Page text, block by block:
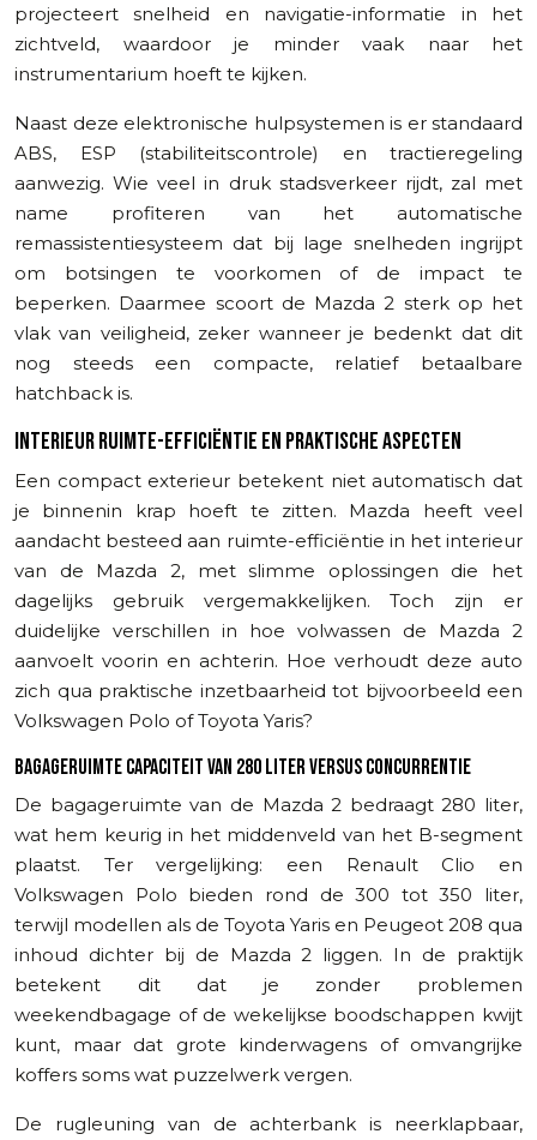
projecteert snelheid en navigatie-informatie in het
zichtveld, waardoor je minder vaak naar het
instrumentarium hoeft te kijken.
Naast deze elektronische hulpsystemen is er standaard
ABS, ESP (stabiliteitscontrole) en tractieregeling
aanwezig. Wie veel in druk stadsverkeer rijdt, zal met
name profiteren van het automatische
remassistentiesysteem dat bij lage snelheden ingrijpt
om botsingen te voorkomen of de impact te
beperken. Daarmee scoort de Mazda 2 sterk op het
vlak van veiligheid, zeker wanneer je bedenkt dat dit
nog steeds een compacte, relatief betaalbare
hatchback is.
INTERIEUR RUIMTE-EFFICIËNTIE EN PRAKTISCHE ASPECTEN
Een compact exterieur betekent niet automatisch dat
je binnenin krap hoeft te zitten. Mazda heeft veel
aandacht besteed aan ruimte-efficiëntie in het interieur
van de Mazda 2, met slimme oplossingen die het
dagelijks gebruik vergemakkelijken. Toch zijn er
duidelijke verschillen in hoe volwassen de Mazda 2
aanvoelt voorin en achterin. Hoe verhoudt deze auto
zich qua praktische inzetbaarheid tot bijvoorbeeld een
Volkswagen Polo of Toyota Yaris?
BAGAGERUIMTE CAPACITEIT VAN 280 LITER VERSUS CONCURRENTIE
De bagageruimte van de Mazda 2 bedraagt 280 liter,
wat hem keurig in het middenveld van het B-segment
plaatst. Ter vergelijking: een Renault Clio en
Volkswagen Polo bieden rond de 300 tot 350 liter,
terwijl modellen als de Toyota Yaris en Peugeot 208 qua
inhoud dichter bij de Mazda 2 liggen. In de praktijk
betekent dit dat je zonder problemen
weekendbagage of de wekelijkse boodschappen kwijt
kunt, maar dat grote kinderwagens of omvangrijke
koffers soms wat puzzelwerk vergen.
De rugleuning van de achterbank is neerklapbaar,